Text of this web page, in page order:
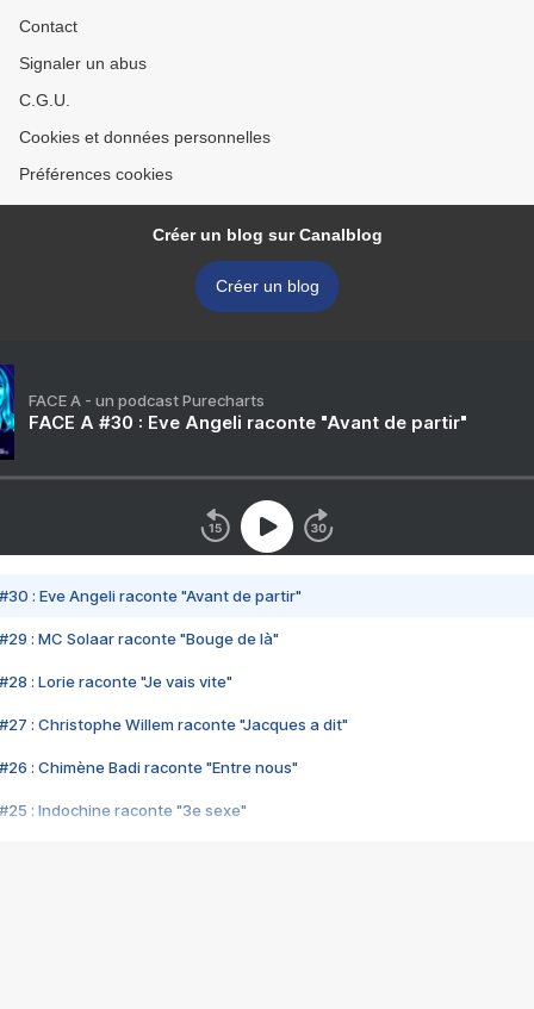
Contact
Signaler un abus
C.G.U.
Cookies et données personnelles
Préférences cookies
Créer un blog sur Canalblog
Créer un blog
FACE A - un podcast Purecharts
FACE A #30 : Eve Angeli raconte "Avant de partir"
#30 : Eve Angeli raconte "Avant de partir"
#29 : MC Solaar raconte "Bouge de là"
#28 : Lorie raconte "Je vais vite"
#27 : Christophe Willem raconte "Jacques a dit"
#26 : Chimène Badi raconte "Entre nous"
#25 : Indochine raconte "3e sexe"